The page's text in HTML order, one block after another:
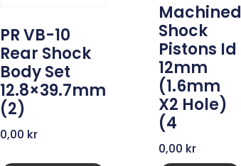
PR VB-10
Rear Shock
Body Set
12.8×39.7mm
(2)
0,00 kr
Machined
Shock
Pistons Id
12mm
(1.6mm
X2 Hole)
(4
0,00 kr